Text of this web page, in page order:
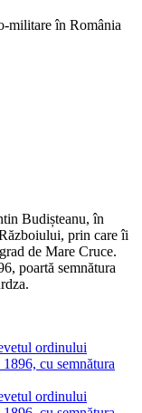
militare în România
Budișteanu, în
prin care îi
de Mare Cruce.
poartă semnătura